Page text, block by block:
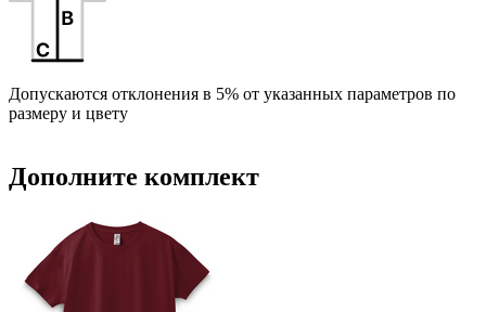
Допускаются отклонения в 5% от указанных параметров по
размеру и цвету
Дополните комплект